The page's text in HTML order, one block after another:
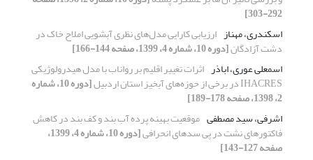
292-303]
اسکندری، مهناز ارزیابی کارایی مدل‌های نظری آبشویی املاح خاک در
دشت آزادگان[دوره 10، شماره 4، 1399، صفحه 144-166]
اسمعلی عوری، اباذر اثرات تغییر اقلیم بر رواناب با مدل هیدرولوژیکی
IHACRES در برخی از حوزه‌های آبخیز استان اردبیل [دوره 10، شماره
2، 1398، صفحه 178-189]
اشرفی، سید مصطفی موقعیت بهینه پرده آب بند و کف بند در کاهش
فاکتورهای نشت در پی سدهای انحرافی [دوره 10، شماره 4، 1399،
صفحه 127-143]